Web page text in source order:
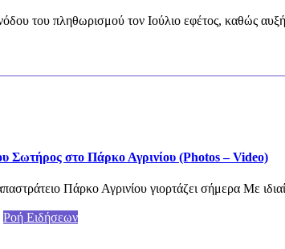
του πληθωρισμού τον Ιούλιο εφέτος, καθώς
στο Πάρκο Αγρινίου (Photos – Video)
Πάρκο Αγρινίου γιορτάζει σήμερα Με
Ροή Ειδήσεων